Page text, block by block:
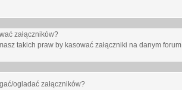
załączników?
takich praw by kasować załączniki na danym
ogladać załączników?